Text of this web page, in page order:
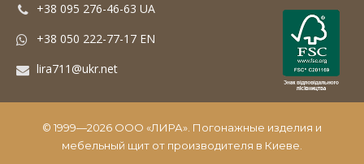
+38 095 276-46-63 UA
+38 050 222-77-17 EN
lira711@ukr.net
© 1999—2026 ООО «ЛИРА». Погонажные изделия и
мебельный щит от производителя в Киеве.